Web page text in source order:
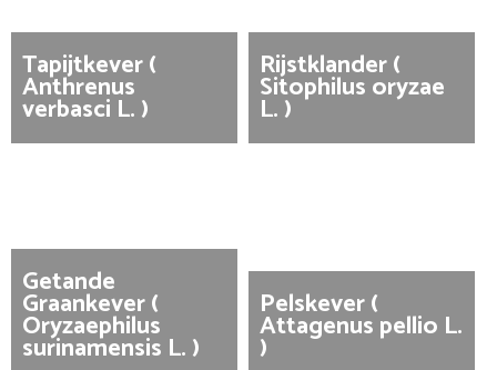
Tapijtkever (
Anthrenus
verbasci L. )
Rijstklander (
Sitophilus oryzae
L. )
Getande
Graankever (
Oryzaephilus
surinamensis L. )
Pelskever (
Attagenus pellio L.
)